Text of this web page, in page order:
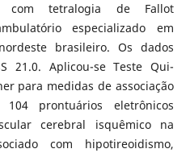
com tetralogia de Fallot
especializado em
brasileiro. Os dados
21.0. Aplicou-se Teste Qui-
para medidas de associação
prontuários eletrônicos
cerebral isquêmico na
com hipotireoidismo,